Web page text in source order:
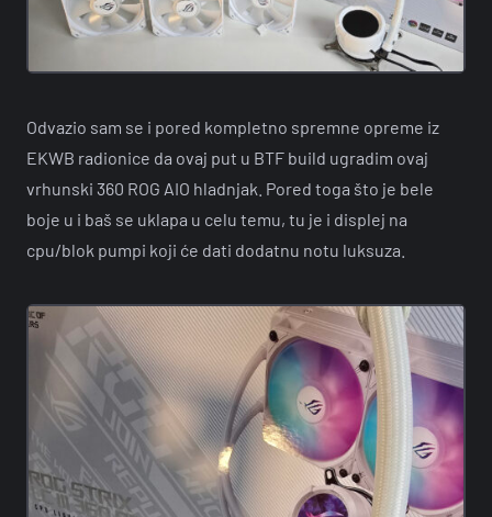
Odvazio sam se i pored kompletno spremne opreme iz
EKWB radionice da ovaj put u BTF build ugradim ovaj
vrhunski 360 ROG AIO hladnjak. Pored toga što je bele
boje u i baš se uklapa u celu temu, tu je i displej na
cpu/blok pumpi koji će dati dodatnu notu luksuza.